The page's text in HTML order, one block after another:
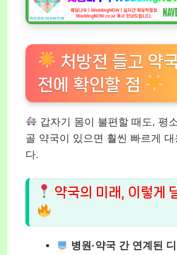
처방전 들고 약
전에 확인할 점
갑자기 몸이 불편할 때도, 평
골 약국이 있으면 훨씬 빠르게 대
다.
약국의 미래, 이렇게
병원·약국 간 연계된